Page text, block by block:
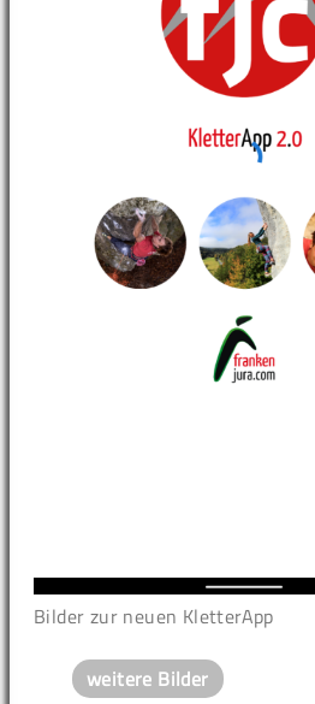
Bilder zur neuen KletterApp
weitere Bilder